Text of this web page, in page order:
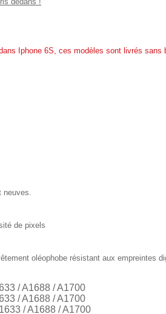
Iphone 6S, ces modèles sont livrés
neuves.
de pixels
oléophobe résistant aux empreintes
/ A1688 / A1700
/ A1688 / A1700
/ A1688 / A1700